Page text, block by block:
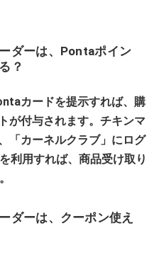
ダーは、Pontaポイン
？
カードを提示すれば、購
が付与されます。チキンマ
「カーネルクラブ」にログ
利用すれば、商品受け取り
ダーは、クーポン使え